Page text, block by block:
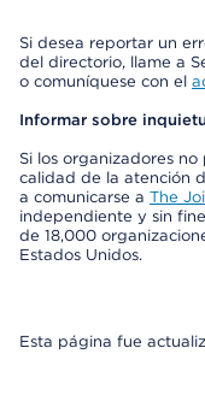
Si desea reportar un
del directorio, llame a
o comuníquese con el
Informar sobre
Si los organizadores
calidad de la atención
a comunicarse a The
independiente y sin
de 18,000
Estados Unidos.
Esta página fue